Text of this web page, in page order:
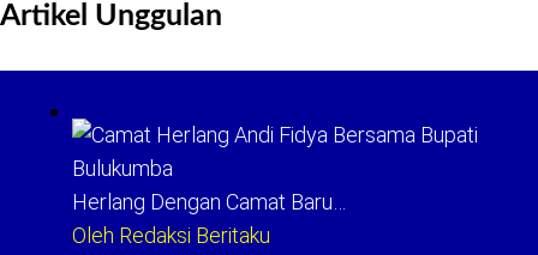
Artikel Unggulan
Herlang Dengan Camat Baru…
Oleh Redaksi Beritaku